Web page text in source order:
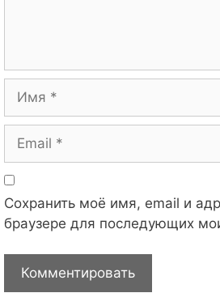
Сохранить моё имя, email и
браузере для последующих